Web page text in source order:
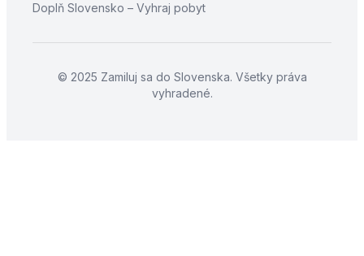
Doplň Slovensko – Vyhraj pobyt
© 2025 Zamiluj sa do Slovenska. Všetky práva
vyhradené.